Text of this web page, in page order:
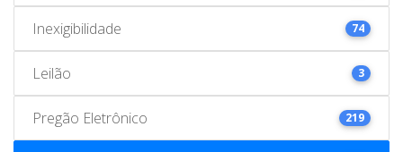
Inexigibilidade 74
Leilão 3
Pregão Eletrônico 219